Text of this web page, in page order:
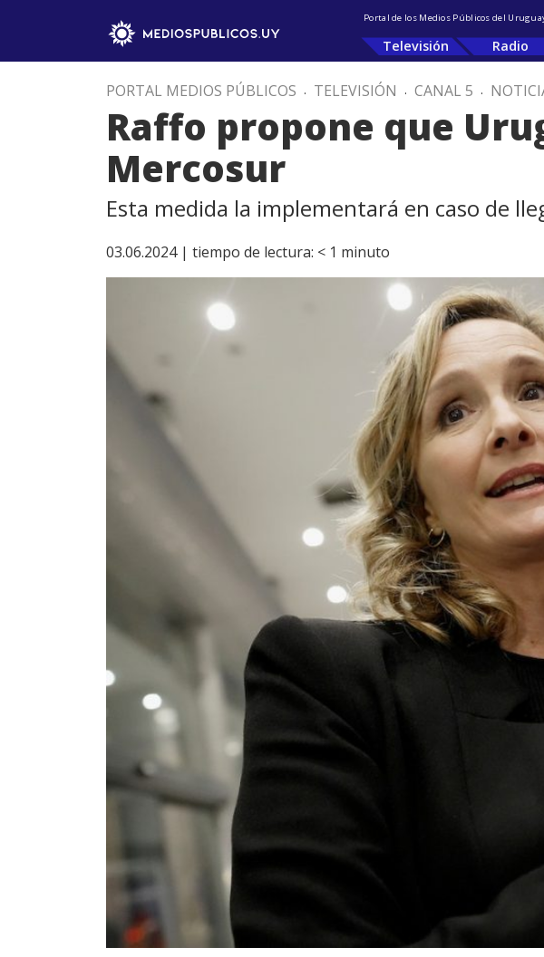
Portal de los Medios Públicos del
Televisión Radio
PORTAL MEDIOS PÚBLICOS . TELEVISIÓN . CANAL 5 .
Raffo propone que
Mercosur
Esta medida la implementará en caso de
03.06.2024 | tiempo de lectura: < 1 minuto